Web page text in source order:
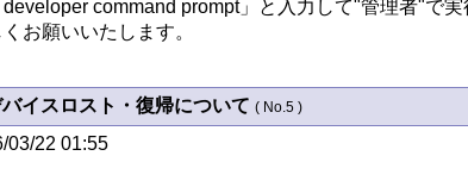
command prompt」と入力して"管理者"で
お願いいたします。
イスロスト・復帰について ( No.5 )
03/22 01:55